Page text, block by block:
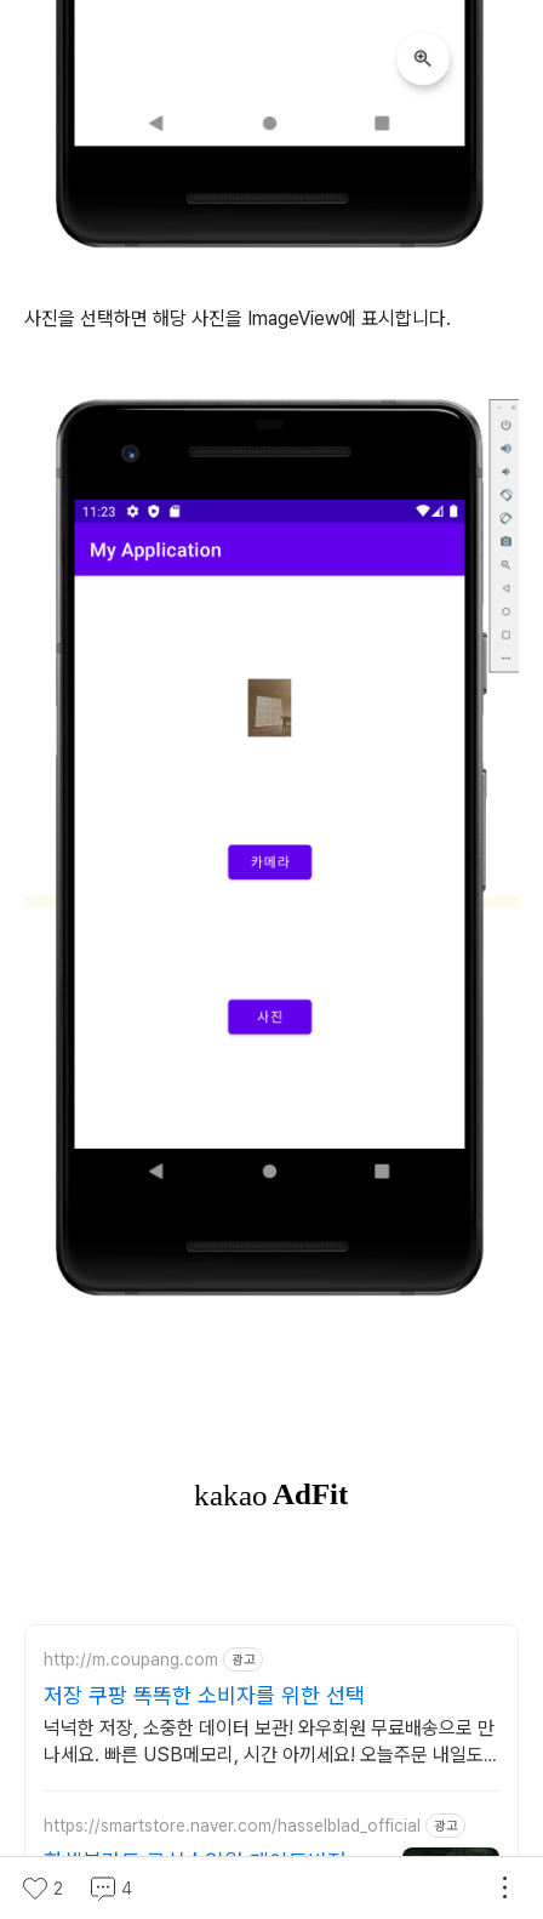
사진을 선택하면 해당 사진을 ImageView에 표시합니다.
http://m.coupang.com 광고
저장 쿠팡 똑똑한 소비자를 위한 선택
넉넉한 저장, 소중한 데이터 보관! 와우회원 무료배송으로 만
나세요. 빠른 USB메모리, 시간 아끼세요! 오늘주문 내일도
https://smartstore.naver.com/hasselblad_official 광고
핫셀블라드 공식수입원 게이트비젼
핫셀블라드 공식스토어 게이트비젼 핫셀블
2 4